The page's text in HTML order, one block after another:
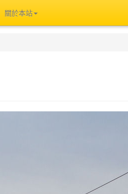
關於本站